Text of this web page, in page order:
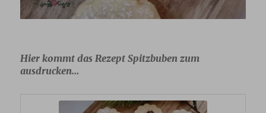
Hier kommt das Rezept Spitzbuben zum
ausdrucken…